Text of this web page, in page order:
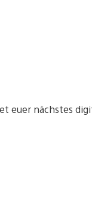
euer nächstes